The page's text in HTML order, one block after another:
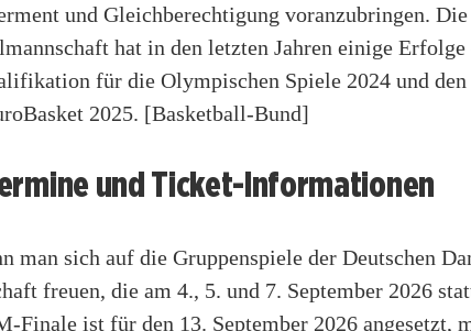
und Gleichberechtigung voranzubringen. Die
hat in den letzten Jahren einige
für die Olympischen Spiele 2024 und den
2025. [Basketball-Bund]
und Ticket-Informationen
man sich auf die Gruppenspiele der Deutschen
freuen, die am 4., 5. und 7. September 2026
Finale ist für den 13. September 2026 angesetzt,